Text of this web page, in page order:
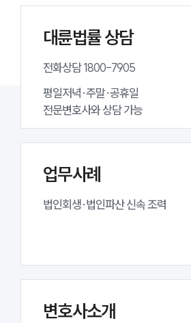
세미나
대륜법률상담예약
대륜법률 상담
전화상담 1800-7905
평일저녁·주말·공휴일
전문변호사와 상담 가능
업무사례
법인회생·법인파산 신속 조력
변호사소개